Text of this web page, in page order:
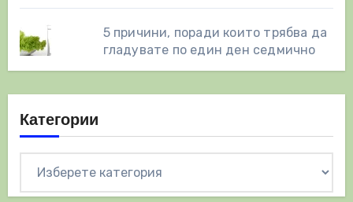
5 причини, поради които трябва да
гладувате по един ден седмично
Категории